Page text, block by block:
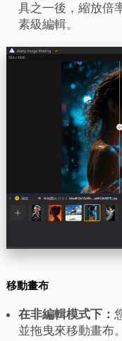
具之一後，縮放倍
素級編輯。
移動畫布
在非編輯模式下：
並拖曳來移動畫布。